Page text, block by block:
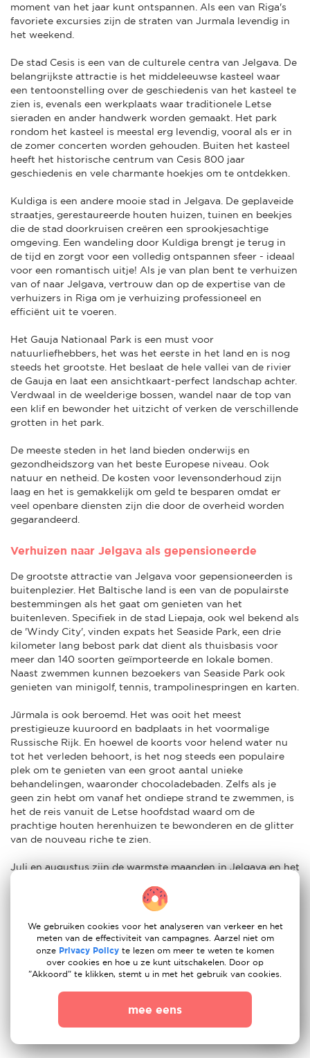
moment van het jaar kunt ontspannen. Als een van Riga's
favoriete excursies zijn de straten van Jurmala levendig in
het weekend.
De stad Cesis is een van de culturele centra van Jelgava. De
belangrijkste attractie is het middeleeuwse kasteel waar
een tentoonstelling over de geschiedenis van het kasteel te
zien is, evenals een werkplaats waar traditionele Letse
sieraden en ander handwerk worden gemaakt. Het park
rondom het kasteel is meestal erg levendig, vooral als er in
de zomer concerten worden gehouden. Buiten het kasteel
heeft het historische centrum van Cesis 800 jaar
geschiedenis en vele charmante hoekjes om te ontdekken.
Kuldiga is een andere mooie stad in Jelgava. De geplaveide
straatjes, gerestaureerde houten huizen, tuinen en beekjes
die de stad doorkruisen creëren een sprookjesachtige
omgeving. Een wandeling door Kuldiga brengt je terug in
de tijd en zorgt voor een volledig ontspannen sfeer - ideaal
voor een romantisch uitje! Als je van plan bent te verhuizen
van of naar Jelgava, vertrouw dan op de expertise van de
verhuizers in Riga om je verhuizing professioneel en
efficiënt uit te voeren.
Het Gauja Nationaal Park is een must voor
natuurliefhebbers, het was het eerste in het land en is nog
steeds het grootste. Het beslaat de hele vallei van de rivier
de Gauja en laat een ansichtkaart-perfect landschap achter.
Verdwaal in de weelderige bossen, wandel naar de top van
een klif en bewonder het uitzicht of verken de verschillende
grotten in het park.
De meeste steden in het land bieden onderwijs en
gezondheidszorg van het beste Europese niveau. Ook
natuur en netheid. De kosten voor levensonderhoud zijn
laag en het is gemakkelijk om geld te besparen omdat er
veel openbare diensten zijn die door de overheid worden
gegarandeerd.
Verhuizen naar Jelgava als gepensioneerde
De grootste attractie van Jelgava voor gepensioneerden is
buitenplezier. Het Baltische land is een van de populairste
bestemmingen als het gaat om genieten van het
buitenleven. Specifiek in de stad Liepaja, ook wel bekend als
de 'Windy City', vinden expats het Seaside Park, een drie
kilometer lang bebost park dat dient als thuisbasis voor
meer dan 140 soorten geïmporteerde en lokale bomen.
Naast zwemmen kunnen bezoekers van Seaside Park ook
genieten van minigolf, tennis, trampolinespringen en karten.
Jūrmala is ook beroemd. Het was ooit het meest
prestigieuze kuuroord en badplaats in het voormalige
Russische Rijk. En hoewel de koorts voor helend water nu
tot het verleden behoort, is het nog steeds een populaire
plek om te genieten van een groot aantal unieke
behandelingen, waaronder chocoladebaden. Zelfs als je
geen zin hebt om vanaf het ondiepe strand te zwemmen, is
het de reis vanuit de Letse hoofdstad waard om de
prachtige houten herenhuizen te bewonderen en de glitter
van de nouveau riche te zien.
Juli en augustus zijn de warmste maanden in Jelgava en het
heeft de langste zandstranden van Europa en een populaire
plek is het pittoreske strand bij Kaap Kolka, waar de
Baltische Zee en de Golf van Riga samenkomen.
Andere topbestemmingen voor expats in Jelgava zijn Livu
Aquapark, een van de grootste waterpretparken in Noord-
Europa, en Tarzans, een enorm avonturenpark in Sigulda.
Expatouders met kinderen die van dieren houden, kunnen
ook naar het Vienkocu Park gaan, waar ze verschillende
We gebruiken cookies voor het analyseren van verkeer en het
meten van de effectiviteit van campagnes. Aarzel niet om
onze Privacy Policy te lezen om meer te weten te komen
over cookies en hoe u ze kunt uitschakelen. Door op
"Akkoord" te klikken, stemt u in met het gebruik van cookies.
mee eens